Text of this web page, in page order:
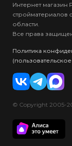
Интернет магазин
стройматериалов
области.
Все права
Политика
© Copyright 2005-